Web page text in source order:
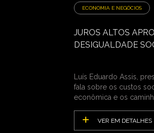
ECONOMIA E NEGÓCIOS
JUROS ALTOS
DESIGUALDADE
Luís Eduardo Assis,
fala sobre os custos
econômica e os
VER EM DETALHES